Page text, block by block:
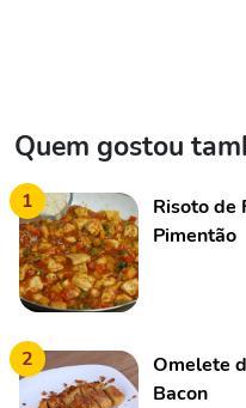
Quem gostou
1
Risoto de
Pimentão
2
Omelete
Bacon